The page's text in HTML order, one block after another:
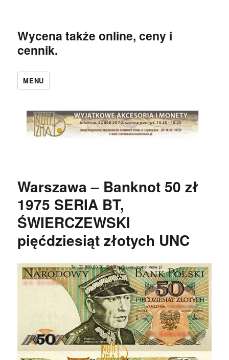
Wycena także online, ceny i
cennik.
MENU
Warszawa – Banknot 50 zł
1975 SERIA BT,
ŚWIERCZEWSKI
pięćdziesiąt złotych UNC